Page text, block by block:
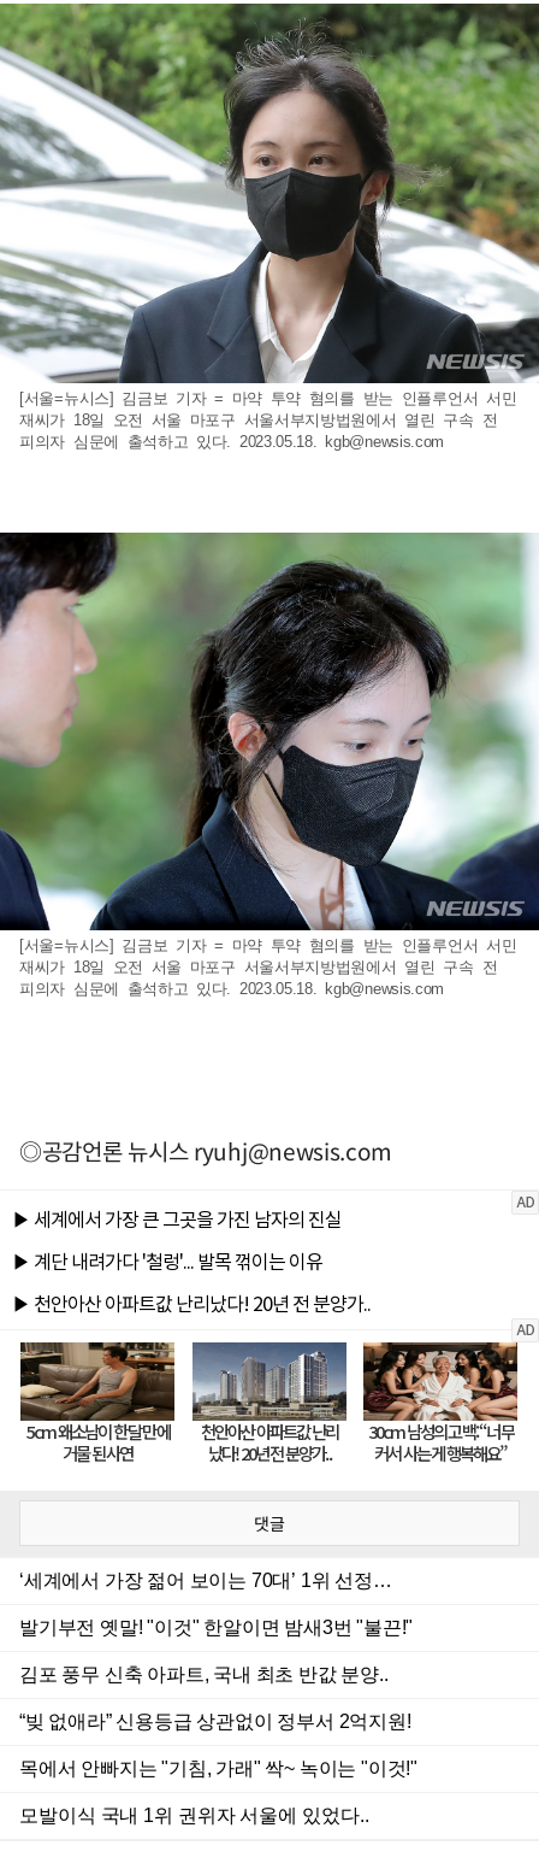
[서울=뉴시스] 김금보 기자 = 마약 투약 혐의를 받는 인플루언서 서민
재씨가 18일 오전 서울 마포구 서울서부지방법원에서 열린 구속 전
피의자 심문에 출석하고 있다. 2023.05.18. kgb@newsis.com
[서울=뉴시스] 김금보 기자 = 마약 투약 혐의를 받는 인플루언서 서민
재씨가 18일 오전 서울 마포구 서울서부지방법원에서 열린 구속 전
피의자 심문에 출석하고 있다. 2023.05.18. kgb@newsis.com
◎공감언론 뉴시스ryuhj@newsis.com
댓글